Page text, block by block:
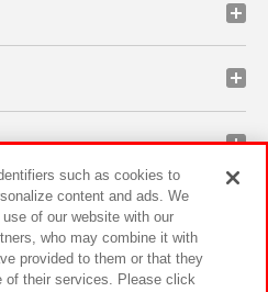
such as cookies to
content and ads. We
of our website with our
who may combine it with
provided to them or that they
of their services. Please click